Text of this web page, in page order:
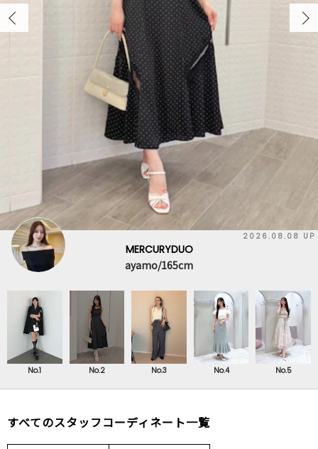
2026.08.08 UP
MERCURYDUO
ayamo/165cm
No.1 No.2 No.3 No.4 No.5
すべてのスタッフコーディネート一覧